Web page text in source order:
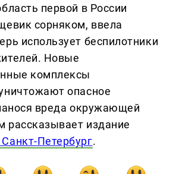
первой в России
сорняком, ввела
использует беспилотники
Новые
комплексы
опасное
вреда окружающей
рассказывает издание
Петербург.